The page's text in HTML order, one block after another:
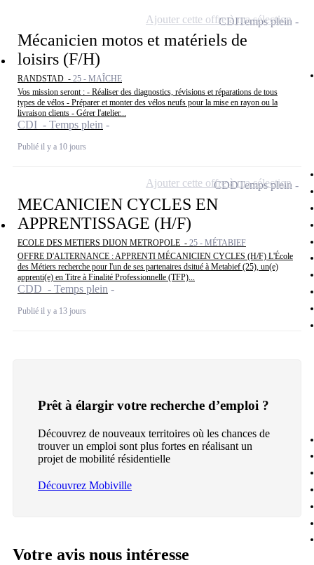
Mécanicien motos et matériels de
loisirs (F/H)
RANDSTAD - 25 - MAÎCHE
Vos mission seront : - Réaliser des diagnostics, révisions et réparations de tous
types de vélos - Préparer et monter des vélos neufs pour la mise en rayon ou la
livraison clients - Gérer l'atelier...
CDI - Temps plein
Publié il y a 10 jours
CDITemps plein
Ajouter cette offre à ma sélection
MECANICIEN CYCLES EN
APPRENTISSAGE (H/F)
ECOLE DES METIERS DIJON METROPOLE - 25 - MÉTABIEF
OFFRE D'ALTERNANCE : APPRENTI MÉCANICIEN CYCLES (H/F) L'École
des Métiers recherche pour l'un de ses partenaires dsitué à Metabief (25), un(e)
apprenti(e) en Titre à Finalité Professionnelle (TFP)...
CDD - Temps plein
Publié il y a 13 jours
CDDTemps plein
Ajouter cette offre à ma sélection
Prêt à élargir votre recherche d’emploi ?
Découvrez de nouveaux territoires où les chances de
trouver un emploi sont plus fortes en réalisant un
projet de mobilité résidentielle
Découvrez Mobiville
Votre avis nous intéresse